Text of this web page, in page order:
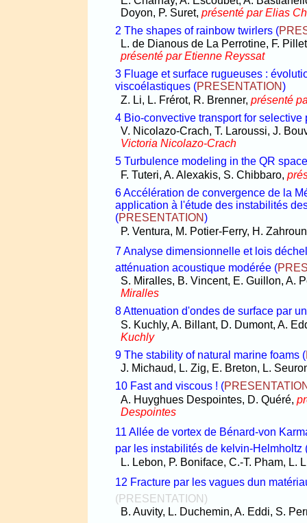
Doyon, P. Suret, présenté par Elias
2 The shapes of rainbow twirlers (
L. de Dianous de La Perrotine, F.
présenté par Etienne Reyssat
3 Fluage et surface rugueuses :
viscoélastiques (PRESENTATION)
Z. Li, L. Frérot, R. Brenner, présenté
4 Bio-convective transport for selective
V. Nicolazo-Crach, T. Laroussi, J.
Victoria Nicolazo-Crach
5 Turbulence modeling in the QR space
F. Tuteri, A. Alexakis, S. Chibbaro,
6 Accélération de convergence de la
application à l'étude des instabilités
(PRESENTATION)
P. Ventura, M. Potier-Ferry, H.
7 Analyse dimensionnelle et lois
atténuation acoustique modérée (
S. Miralles, B. Vincent, E. Guillon, A.
Miralles
8 Attenuation d'ondes de surface par
S. Kuchly, A. Billant, D. Dumont, A.
Kuchly
9 The stability of natural marine foams (
J. Michaud, L. Zig, E. Breton, L.
10 Fast and viscous ! (
A. Huyghues Despointes, D. Quéré,
Despointes
11 Allée de vortex de Bénard-von
par les instabilités de kelvin-Helmholtz
L. Lebon, P. Boniface, C.-T. Pham, L.
12 Fracture par les vagues dun
(PRESENTATION)
B. Auvity, L. Duchemin, A. Eddi, S.